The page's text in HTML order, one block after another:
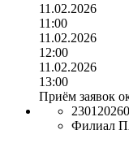
11.02.2026
11:00
11.02.2026
12:00
11.02.2026
13:00
Приём заявок
Филиал